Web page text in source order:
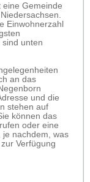
eine Gemeinde
Einwohnerzahl
unten
an das
und die
stehen auf
können das
oder eine
je nachdem, was
Verfügung